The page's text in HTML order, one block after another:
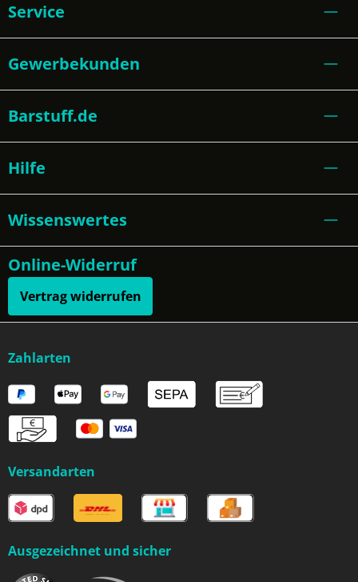
Service
Gewerbekunden
Barstuff.de
Hilfe
Wissenswertes
Online-Widerruf
Vertrag widerrufen
Zahlarten
Versandarten
Ausgezeichnet und sicher